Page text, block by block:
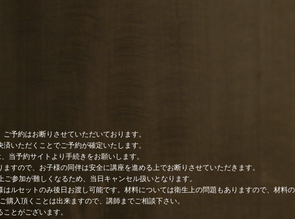
予約はお断りさせていただいております。
いただくことでご予約が確定いたします。
当予約サイトより手続きをお願いします。
すので、お子様の同伴は安全に講座を進める上でお断りさせていただきます。
参加が難しくなるため、当日キャンセル扱いとなります。
ルセットのみ後日お渡し可能です。材料については衛生上の問題もありますので、材料
入頂くことは出来ますので、講師までご相談下さい。
とがございます。